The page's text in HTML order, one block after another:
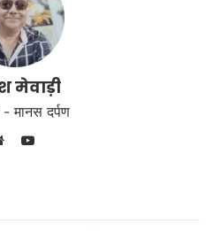
मेवाड़ी
मानस दर्पण
YouTube